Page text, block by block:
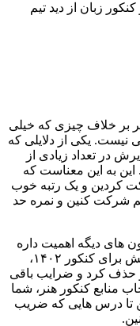
زبان از دید تیم
بر خلاف چیزی که خیلی
نیست. یکی از دلایلی که
در تعداد زیادی از
به این معناست که
کردین و یک رتبه خوب
شرکت کنین و نمره حد
های دیگه اهمیت داره
بحث ضرايب دروس هست. سازمان سنجش برای کنکور ۱۴۰۲،
حذف کرد و ضرایب باقی
منابع کنکور هنر، شما
تا درس هایی که ضریب